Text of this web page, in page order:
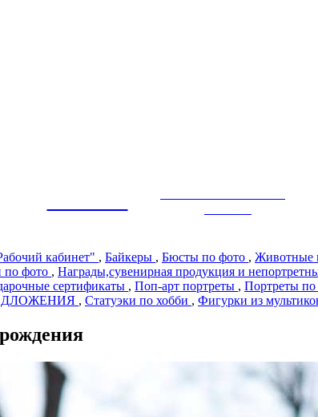
кабинет" , Байкеры , Бюсты по фото , Животные
фото , Награды,сувенирная продукция и
сертификаты , Поп-арт портреты , Портреты по
, Статуэки по хобби , Фигурки из